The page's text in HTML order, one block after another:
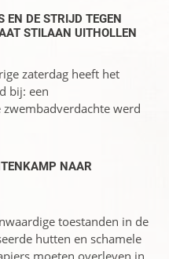
EN DE STRIJD TEGEN
STILAAN UITHOLLEN
zaterdag heeft het
bij: een
werd
NAAR
toestanden in de
hutten en schamele
moeten overleven in